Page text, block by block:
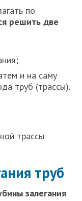
по
решить две
и на саму
труб (трассы).
трассы
труб
залегания